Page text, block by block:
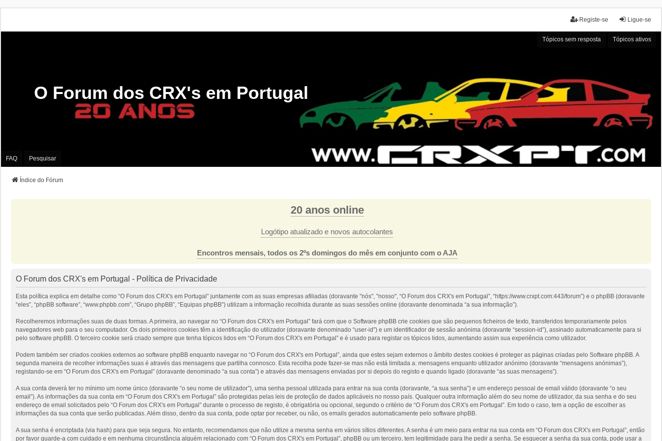
Ligue-se
Registe-se
Tópicos sem resposta Tópicos ativos
O Forum dos CRX's em Portugal
FAQ Pesquisar
Índice do Fórum
20 anos online
Logótipo atualizado e novos autocolantes
Encontros mensais, todos os 2ºs domingos do mês em conjunto com o AJA
O Forum dos CRX's em Portugal - Política de Privacidade
Esta política explica em detalhe como “O Forum dos CRX's em Portugal” juntamente com as suas empresas afiliadas (doravante "nós", "nosso", “O Forum dos CRX's em Portugal”, “https://www.crxpt.com:443/forum”) e o phpBB (doravante
“eles”, “phpBB software”, “www.phpbb.com”, “Grupo phpBB”, “Equipas phpBB”) utilizam a informação recolhida durante as suas sessões online (doravante denominada “a sua informação”).
Recolheremos informações suas de duas formas. A primeira, ao navegar no “O Forum dos CRX's em Portugal” fará com que o Software phpBB crie cookies que são pequenos ficheiros de texto, transferidos temporariamente pelos
navegadores web para o seu computador. Os dois primeiros cookies têm a identificação do utilizador (doravante denominado “user-id”) e um identificador de sessão anónima (doravante “session-id”), assinado automaticamente para si
pelo software phpBB. O terceiro cookie será criado sempre que tenha tópicos lidos em “O Forum dos CRX's em Portugal” e é usado para registar os tópicos lidos, aumentando assim sua experiência como utilizador.
Podem também ser criados cookies externos ao software phpBB enquanto navegar no “O Forum dos CRX's em Portugal”, ainda que estes sejam externos o âmbito destes cookies é proteger as páginas criadas pelo Software phpBB. A
segunda maneira de recolher informações suas é através das mensagens que partilha connosco. Esta recolha pode fazer-se mas não está limitada a: mensagens enquanto utilizador anónimo (doravante “mensagens anónimas”),
registando-se em “O Forum dos CRX's em Portugal” (doravante denominado “a sua conta”) e através das mensagens enviadas por si depois do registo e quando ligado (doravante “as suas mensagens”).
A sua conta deverá ter no mínimo um nome único (doravante “o seu nome de utilizador”), uma senha pessoal utilizada para entrar na sua conta (doravante, “a sua senha”) e um endereço pessoal de email válido (doravante “o seu
email”). As informações da sua conta em “O Forum dos CRX's em Portugal” são protegidas pelas leis de proteção de dados aplicáveis no nosso país. Qualquer outra informação além do seu nome de utilizador, da sua senha e do seu
endereço de email solicitados pelo “O Forum dos CRX's em Portugal” durante o processo de registo, é obrigatória ou opcional, segundo o critério de “O Forum dos CRX's em Portugal”. Em todo o caso, tem a opção de escolher as
informações da sua conta que serão publicadas. Além disso, dentro da sua conta, pode optar por receber, ou não, os emails gerados automaticamente pelo software phpBB.
A sua senha é encriptada (via hash) para que seja segura. No entanto, recomendamos que não utilize a mesma senha em vários sítios diferentes. A senha é um meio para entrar na sua conta em “O Forum dos CRX's em Portugal”, então
por favor guarde-a com cuidado e em nenhuma circunstância alguém relacionado com “O Forum dos CRX's em Portugal”, phpBB ou um terceiro, tem legitimidade para lhe pedir a senha. Se esquecer a senha da sua conta, pode usar a